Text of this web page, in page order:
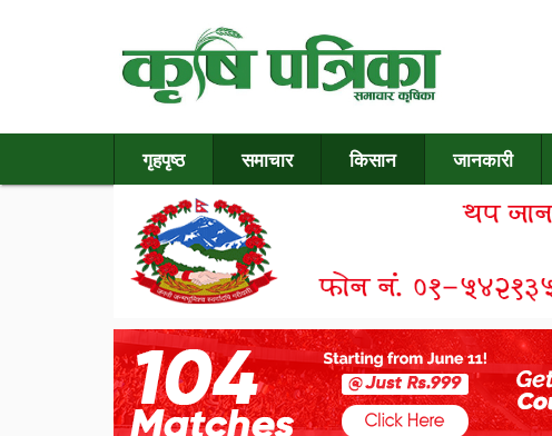
गृहपृष्ठ समाचार किसान जानकारी